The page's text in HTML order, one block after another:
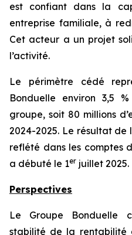
est confiant dans la
entreprise familiale, à
Cet acteur a un projet
l’activité.
Le périmètre cédé
Bonduelle environ 3,5
groupe, soit 80 millions
2024-2025. Le résultat de
reflété dans les comptes
a débuté le 1er juillet 2025.
Perspectives
Le Groupe Bonduelle
stabilité de la rentabilité